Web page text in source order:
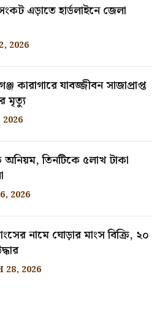
এড়াতে হার্ডলাইনে জেলা
2026
কারাগারে যাবজ্জীবন সাজাপ্রাপ্ত
মৃত্যু
2026
অনিয়ম, তিনটিকে ৫লাখ টাকা
2026
নামে ঘোড়ার মাংস বিক্রি, ২০
28, 2026